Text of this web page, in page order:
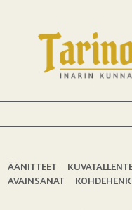
ÄÄNITTEET
AVAINSANAT